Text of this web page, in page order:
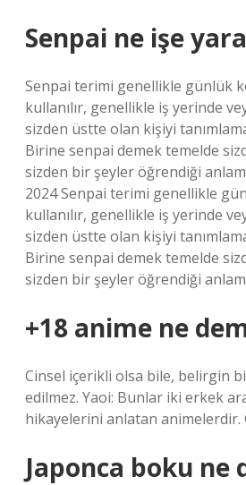
Senpai ne işe
Senpai terimi genellikle günlük
kullanılır, genellikle iş yerinde
sizden üstte olan kişiyi
Birine senpai demek temelde
sizden bir şeyler öğrendiği
2024 Senpai terimi genellikle
kullanılır, genellikle iş yerinde
sizden üstte olan kişiyi
Birine senpai demek temelde
sizden bir şeyler öğrendiği
+18 anime ne
Cinsel içerikli olsa bile, belirgin
edilmez. Yaoi: Bunlar iki erkek
hikayelerini anlatan animelerdir.
Japonca boku ne